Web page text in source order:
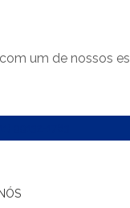
um de nossos